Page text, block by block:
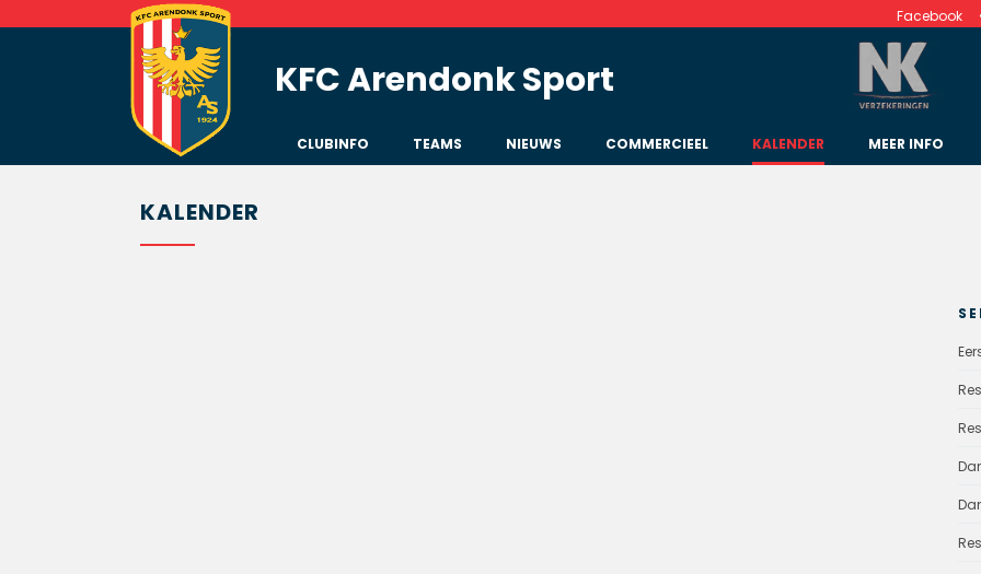
Facebook
KFC Arendonk Sport
CLUBINFO TEAMS NIEUWS COMMERCIEEL KALENDER MEER INFO
KALENDER